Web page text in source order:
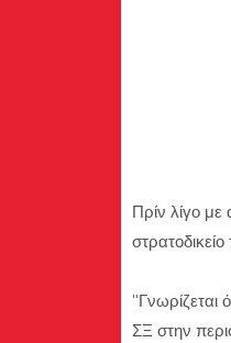
Πρίν λίγο
''Γνωρίζεται
ΣΞ στην